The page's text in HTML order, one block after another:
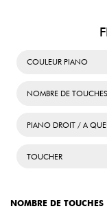
Le B2+ s’intègre
clavier maître MIDI via
Les haut-parleurs
COULEUR PIANO
NOMBRE DE TOUCHES
PIANO DROIT / A
TOUCHER
NOMBRE DE TOUCHES